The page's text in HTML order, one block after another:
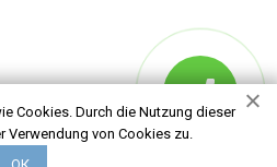
Cookies. Durch die Nutzung dieser
Verwendung von Cookies zu.
in Beelen Oester. Alle